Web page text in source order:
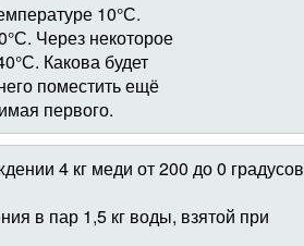
10°С.
Через некоторое
Какова будет
поместить ещё
первого.
4 кг меди от 200 до 0 градусов
в пар 1,5 кг воды, взятой при